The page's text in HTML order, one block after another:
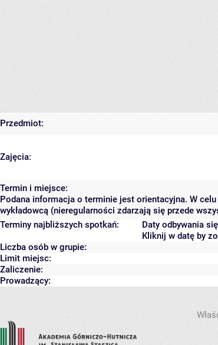
Przedmiot:
Zajęcia:
Termin i miejsce:
Podana informacja o terminie jest orientacyjna. W
wykładowcą (nieregularności zdarzają się przede
Terminy najbliższych spotkań:
Daty odbywania
Kliknij w datę by
Liczba osób w grupie:
Limit miejsc:
Zaliczenie:
Prowadzący: